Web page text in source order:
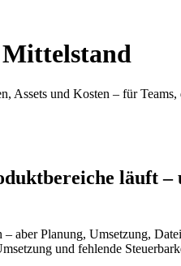
und Kosten – für
läuft –
Planung, Umsetzung,
und fehlende